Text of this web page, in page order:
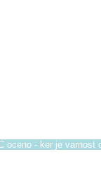
oceno - ker je varnost